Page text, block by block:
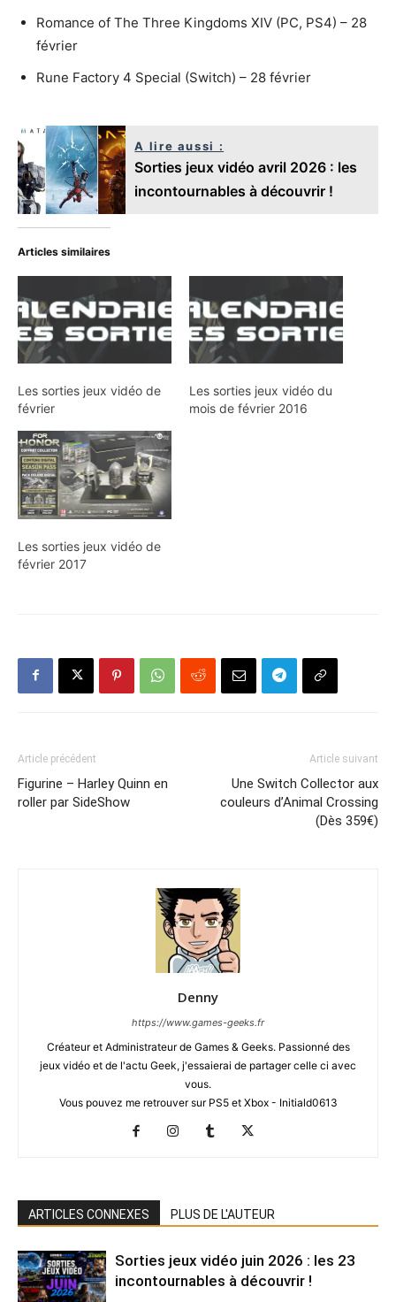
Romance of The Three Kingdoms XIV (PC, PS4) – 28
février
Rune Factory 4 Special (Switch) – 28 février
A lire aussi :
Sorties jeux vidéo avril 2026 : les
incontournables à découvrir !
Articles similaires
Les sorties jeux vidéo de
février
Les sorties jeux vidéo du
mois de février 2016
Les sorties jeux vidéo de
février 2017
Article précédent
Figurine – Harley Quinn en
roller par SideShow
Article suivant
Une Switch Collector aux
couleurs d’Animal Crossing
(Dès 359€)
Denny
https://www.games-geeks.fr
Créateur et Administrateur de Games & Geeks. Passionné des
jeux vidéo et de l'actu Geek, j'essaierai de partager celle ci avec
vous.
Vous pouvez me retrouver sur PS5 et Xbox - Initiald0613
ARTICLES CONNEXES PLUS DE L'AUTEUR
Sorties jeux vidéo juin 2026 : les 23
incontournables à découvrir !